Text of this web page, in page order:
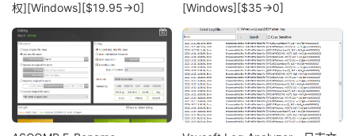
权][Windows][$19.95→0]
[Windows][$35→0]